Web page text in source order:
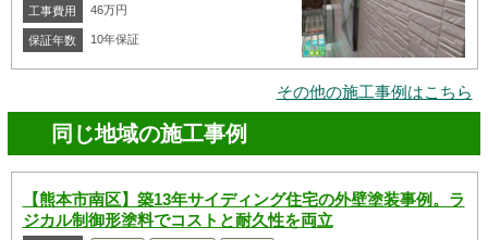
工事費用
46万円
保証年数 10年保証
その他の施工事例はこちら
同じ地域の施工事例
【熊本市南区】築13年サイディング住宅の外壁塗装事例。ラ
ジカル制御形塗料でコストと耐久性を両立